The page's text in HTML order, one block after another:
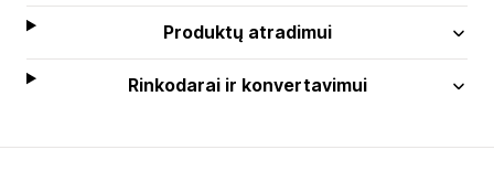
Produktų atradimui
Rinkodarai ir konvertavimui